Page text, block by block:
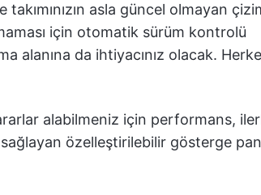
takımınızın asla güncel olmayan
için otomatik sürüm kontrolü
alanına da ihtiyacınız olacak.
alabilmeniz için performans,
özelleştirilebilir gösterge